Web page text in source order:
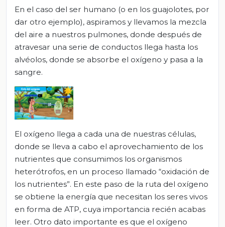
En el caso del ser humano (o en los guajolotes, por
dar otro ejemplo), aspiramos y llevamos la mezcla
del aire a nuestros pulmones, donde después de
atravesar una serie de conductos llega hasta los
alvéolos, donde se absorbe el oxígeno y pasa a la
sangre.
El oxígeno llega a cada una de nuestras células,
donde se lleva a cabo el aprovechamiento de los
nutrientes que consumimos los organismos
heterótrofos, en un proceso llamado “oxidación de
los nutrientes”. En este paso de la ruta del oxígeno
se obtiene la energía que necesitan los seres vivos
en forma de ATP, cuya importancia recién acabas
leer. Otro dato importante es que el oxígeno